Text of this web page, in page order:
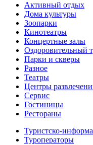
Активный отдых
Дома культуры
Зоопарки
Кинотеатры
Концертные залы
Оздоровительный
Парки и скверы
Разное
Театры
Центры
Сервис
Гостиницы
Рестораны
Туристско-
Туроператоры